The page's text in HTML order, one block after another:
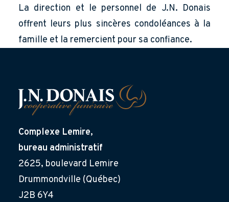
La direction et le personnel de J.N. Donais
offrent leurs plus sincères condoléances à la
famille et la remercient pour sa confiance.
Complexe Lemire,
bureau administratif
2625, boulevard Lemire
Drummondville (Québec)
J2B 6Y4